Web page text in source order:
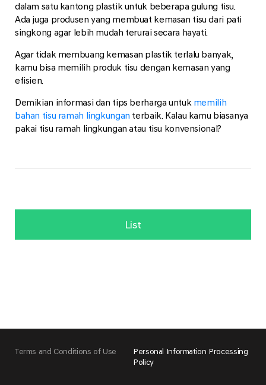
dalam satu kantong plastik untuk beberapa gulung tisu.
Ada juga produsen yang membuat kemasan tisu dari pati
singkong agar lebih mudah terurai secara hayati.
Agar tidak membuang kemasan plastik terlalu banyak,
kamu bisa memilih produk tisu dengan kemasan yang
efisien.
Demikian informasi dan tips berharga untuk memilih
bahan tisu ramah lingkungan terbaik. Kalau kamu biasanya
pakai tisu ramah lingkungan atau tisu konvensional?
List
Terms and Conditions of Use
Personal Information Processing
Policy